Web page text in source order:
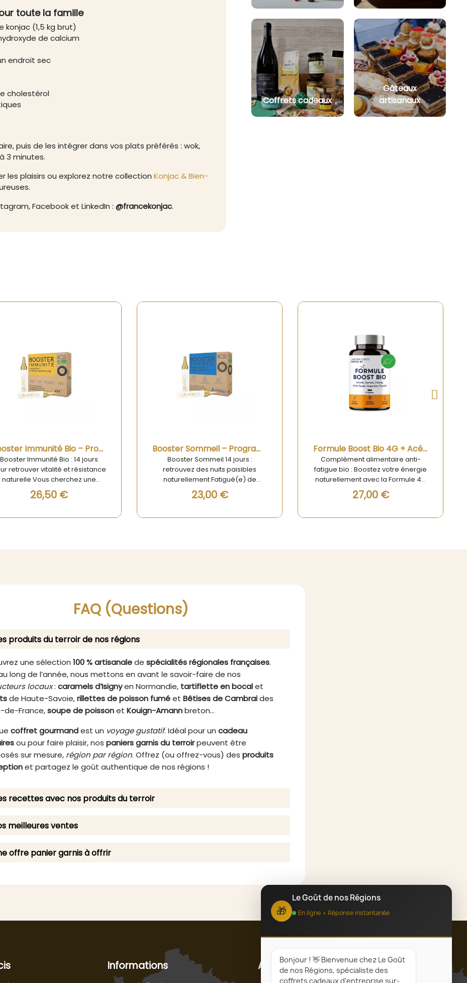
toute la famille
konjac (1,5 kg brut)
de calcium
endroit sec
cholestérol
puis de les intégrer dans vos plats préférés : wok,
3 minutes.
les plaisirs ou explorez notre collection Konjac & Bien-
Facebook et LinkedIn : @francekonjac.
Coffrets cadeaux
Gâteaux
artisanaux
Aperçu rapide Booster Immunité Bio – Programme 14 Jours
Booster Immunité Bio : 14 jours
retrouver vitalité et résistance
naturelle Vous cherchez une
solution naturelle pour renforcer
votre système immunitaire et
en période de fatigue ? Notre
défenses dès les premières
26,50 €
Aperçu rapide Booster Sommeil – Programme 14 Jours
Booster Sommeil 14 jours :
retrouvez des nuits paisibles
naturellement Fatigué(e) de
tourner en rond dans votre lit sans
réussir à trouver le sommeil ? Le
vous accompagner dans la quête
23,00 €
Aperçu rapide Formule Boost Bio 4G + Acérola – Énergie, Tonus & Immunité
Complément alimentaire anti-
fatigue bio : Boostez votre énergie
naturellement avec la Formule 4G
+ Acérola Fatigue physique ou
mentale, manque de
saisonnier... Découvrez la Formule
27,00 €
FAQ (Questions)
produits du terroir de nos régions
une sélection 100 % artisanalede spécialités régionales françaises.
long de l’année, nous mettons en avant le savoir-faire de nos
locaux: caramels d’Isignyen Normandie, tartiflette en bocalet
de Haute-Savoie,rillettes de poisson fuméet Bêtises de Cambraides
de-France,soupe de poissonet Kouign-Amannbreton…
coffret gourmandest un voyage gustatif. Idéal pour un cadeau
ou pour faire plaisir, nos paniers garnis du terroirpeuvent être
sur mesure, région par région. Offrez (ou offrez-vous) des produits
et partagez le goût authentique de nos régions !
recettes avec nos produits du terroir
meilleures ventes
offre panier garnis à offrir
Informations Abonnez-vous
🎁
Le Goût de nos Régions
En ligne • Réponse instantanée
Bonjour ! 👋 Bienvenue chez Le Goût
de nos Régions, spécialiste des
coffrets cadeaux d'entreprise sur-